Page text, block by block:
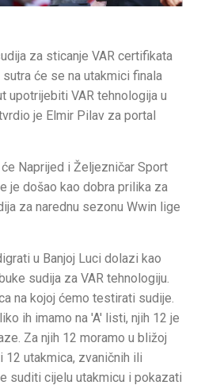
za sticanje VAR certifikata
će se na utakmici finala
upotrijebiti VAR tehnologija u
je Elmir Pilav za portal
Naprijed i Željezničar Sport
je došao kao dobra prilika za
za narednu sezonu Wwin lige
u Banjoj Luci dolazi kao
sudija za VAR tehnologiju.
na kojoj ćemo testirati sudije.
ih imamo na 'A' listi, njih 12 je
Za njih 12 moramo u bližoj
utakmica, zvaničnih ili
suditi cijelu utakmicu i pokazati